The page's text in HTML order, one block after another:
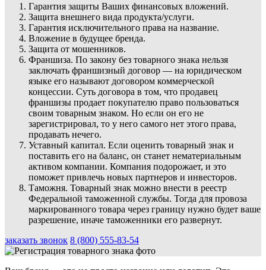
Гарантия защиты Ваших финансовых вложений.
Защита внешнего вида продукта/услуги.
Гарантия исключительного права на название.
Вложение в будущее бренда.
Защита от мошенников.
Франшиза. По закону без товарного знака нельзя
заключать франшизный договор — на юридическом
языке его называют договором коммерческой
концессии. Суть договора в том, что продавец
франшизы продает покупателю право пользоваться
своим товарным знаком. Но если он его не
зарегистрировал, то у него самого нет этого права,
продавать нечего.
Уставный капитал. Если оценить товарный знак и
поставить его на баланс, он станет нематериальным
активом компании. Компания подорожает, и это
поможет привлечь новых партнеров и инвесторов.
Таможня. Товарный знак можно внести в реестр
Федеральной таможенной службы. Тогда для провоза
маркированного товара через границу нужно будет ваше
разрешение, иначе таможенники его развернут.
заказать звонок 8 (800) 555-83-54